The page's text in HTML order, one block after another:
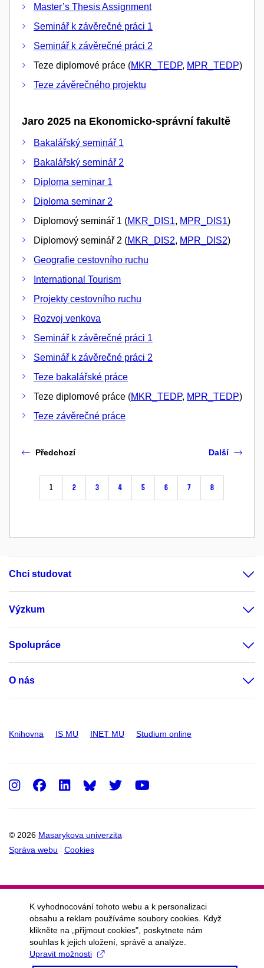
Master’s Thesis Assignment
Seminář k závěrečné práci 1
Seminář k závěrečné práci 2
Teze diplomové práce (MKR_TEDP, MPR_TEDP)
Teze závěrečného projektu
Jaro 2025 na Ekonomicko-správní fakultě
Bakalářský seminář 1
Bakalářský seminář 2
Diploma seminar 1
Diploma seminar 2
Diplomový seminář 1 (MKR_DIS1, MPR_DIS1)
Diplomový seminář 2 (MKR_DIS2, MPR_DIS2)
Geografie cestovního ruchu
International Tourism
Projekty cestovního ruchu
Rozvoj venkova
Seminář k závěrečné práci 1
Seminář k závěrečné práci 2
Teze bakalářské práce
Teze diplomové práce (MKR_TEDP, MPR_TEDP)
Teze závěrečné práce
Předchozí
1 2 3 4 5 6 7 8
Další
Chci studovat
Výzkum
Spolupráce
O nás
Knihovna IS MU INET MU Studium online
© 2026 Masarykova univerzita
Správa webu
Cookies
Instagram
Facebook
LinkedInTwitter
K vyhodnocování tohoto webu a k personalizaci
obsahu a reklam používáme soubory cookies. Když
klikněte na „přijmout cookies", poskytnete nám
souhlas k jejich uložení, správě a analýze.
Upravit možnosti